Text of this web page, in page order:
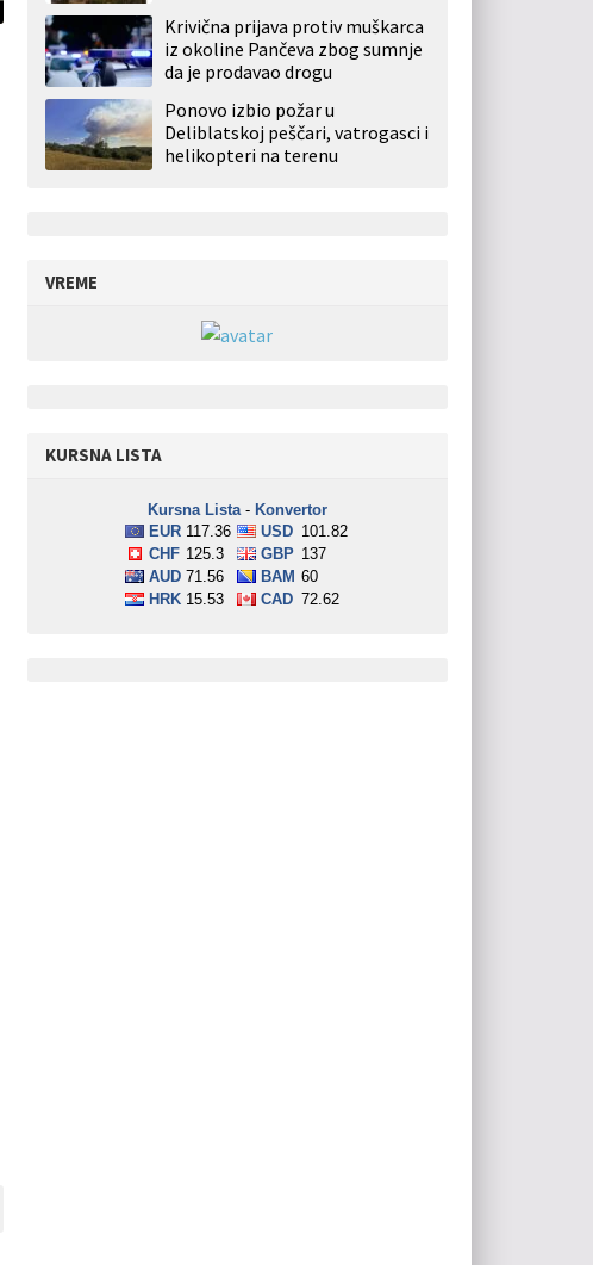
Krivična prijava protiv muškarca
iz okoline Pančeva zbog sumnje
da je prodavao drogu
Ponovo izbio požar u
Deliblatskoj peščari, vatrogasci i
helikopteri na terenu
VREME
KURSNA LISTA